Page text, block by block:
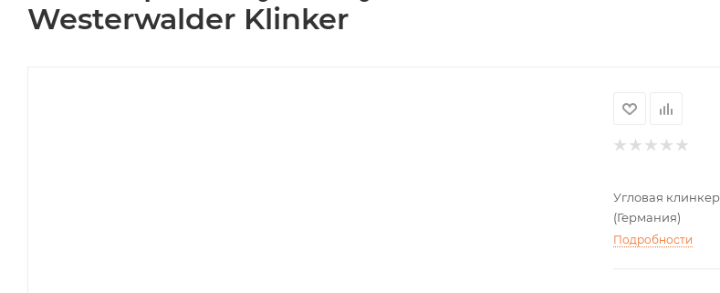
Westerwalder Klinker
Угловая
(Германия)
Подробности